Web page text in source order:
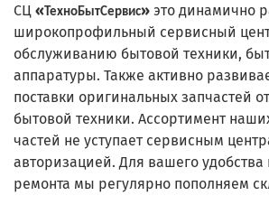
СЦ « ТехноБытСервис» это динамично
широкопрофильный сервисный
обслуживанию бытовой техники,
аппаратуры. Также активно
поставки оригинальных запчастей
бытовой техники. Ассортимент
частей не уступает сервисным
авторизацией. Для вашего
ремонта мы регулярно пополняем